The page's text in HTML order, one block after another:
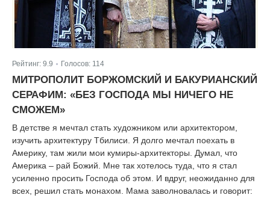
Рейтинг: 9.9 Голосов: 114
МИТРОПОЛИТ БОРЖОМСКИЙ И БАКУРИАНСКИЙ
СЕРАФИМ: «БЕЗ ГОСПОДА МЫ НИЧЕГО НЕ
СМОЖЕМ»
В детстве я мечтал стать художником или архитектором,
изучить архитектуру Тбилиси. Я долго мечтал поехать в
Америку, там жили мои кумиры-архитекторы. Думал, что
Америка – рай Божий. Мне так хотелось туда, что я стал
усиленно просить Господа об этом. И вдруг, неожиданно для
всех, решил стать монахом. Мама заволновалась и говорит: